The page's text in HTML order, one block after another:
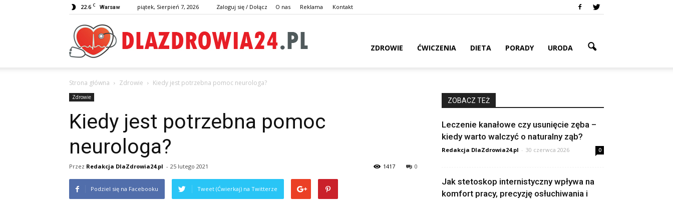
22.6 C Warsaw piątek, Sierpień 7, 2026 Zaloguj się / Dołącz O nas Reklama Kontakt
ZDROWIE ĆWICZENIA DIETA PORADY URODA
Strona główna Zdrowie Kiedy jest potrzebna pomoc neurologa?
Zdrowie
Kiedy jest potrzebna pomoc
neurologa?
Przez Redakcja DlaZdrowia24.pl - 25 lutego 2021 0
1417
Podziel się na Facebooku Tweet (Ćwierkaj) na Twitterze
ZOBACZ TEŻ
Leczenie kanałowe czy usunięcie zęba –
kiedy warto walczyć o naturalny ząb?
Redakcja DlaZdrowia24.pl - 30 czerwca 2026 0
Jak stetoskop internistyczny wpływa na
komfort pracy, precyzję osłuchiwania i